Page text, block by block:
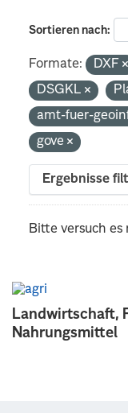
Landwirtschaft,
Nahrungsmittel
Sortieren nach
Formate: DXF
DSGKL
amt-fuer-
gove
Ergebnisse
Bitte versuch